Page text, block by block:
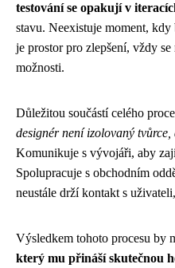
testování se opakují v
stavu. Neexistuje moment,
je prostor pro zlepšení, vždy
možnosti.
Důležitou součástí celého
designér není izolovaný
Komunikuje s vývojáři, aby
Spolupracuje s obchodním
neustále drží kontakt s
Výsledkem tohoto procesu by
který mu přináší skutečnou